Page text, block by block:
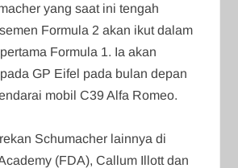
yang saat ini tengah
Formula 2 akan ikut dalam
Formula 1. Ia akan
GP Eifel pada bulan depan
mobil C39 Alfa Romeo.
Schumacher lainnya di
(FDA), Callum Illott dan